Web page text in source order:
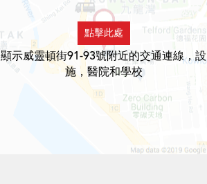
點擊此處
顯示威靈頓街91-93號附近的交通連線，設
施，醫院和學校